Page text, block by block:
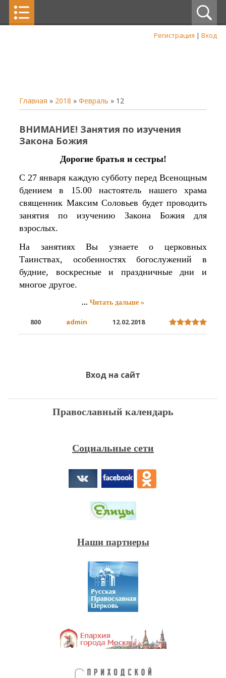
Регистрация | Вход
Главная » 2018 » Февраль » 12
ВНИМАНИЕ! Занятия по изучения
Закона Божия
Дорогие братья и сестры!
С 27 января каждую субботу перед Всенощным
бдением в 15.00 настоятель нашего храма
священник Максим Соловьев будет проводить
занятия по изучению Закона Божия для
взрослых.
На занятиях Вы узнаете о церковных
Таинствах, особенностях богослужений в
будние, воскресные и праздничные дни и
многое другое.
... Читать дальше »
800 admin 12.02.2018
Вход на сайт
Православный календарь
Социальные сети
Наши партнеры